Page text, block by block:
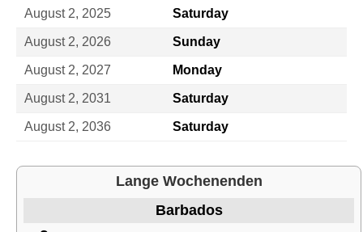
August 2, 2025 Saturday
August 2, 2026 Sunday
August 2, 2027 Monday
August 2, 2031 Saturday
August 2, 2036 Saturday
Lange Wochenenden
Barbados